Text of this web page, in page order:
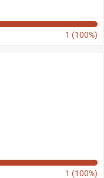
1 (100%)
1 (100%)